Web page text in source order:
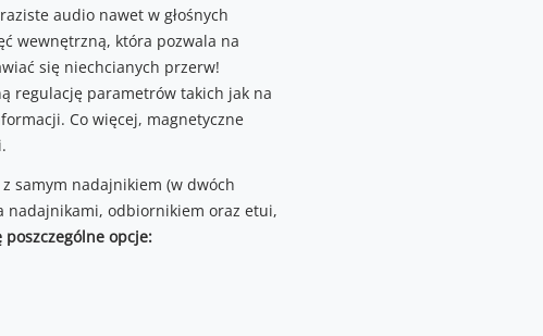
audio nawet w głośnych
wewnętrzną, która pozwala na
się niechcianych przerw!
regulację parametrów takich jak na
Co więcej, magnetyczne
samym nadajnikiem (w dwóch
nadajnikami, odbiornikiem oraz etui,
opcje: